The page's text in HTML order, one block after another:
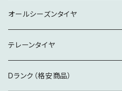
16インチ
17インチ
18インチ
16インチ
17インチ
18インチ
オールシーズンタイヤ
19インチ
テレーンタイヤ
18インチ
Dランク（格安商品）